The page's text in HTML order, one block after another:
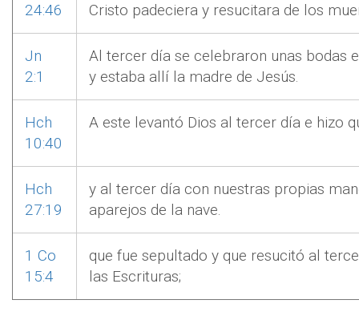
24:46
Cristo padeciera y resucitara de los
Jn
2:1
Al tercer día se celebraron unas bodas
y estaba allí la madre de Jesús.
Hch
10:40
A este levantó Dios al tercer día e hizo
Hch
27:19
y al tercer día con nuestras propias
aparejos de la nave.
1 Co
15:4
que fue sepultado y que resucitó al
las Escrituras;